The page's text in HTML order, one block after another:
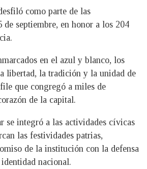
como parte de las
de septiembre, en honor a los 204
en el azul y blanco, los
libertad, la tradición y la unidad de
que congregó a miles de
de la capital.
se integró a las actividades cívicas
las festividades patrias,
de la institución con la defensa
nacional.